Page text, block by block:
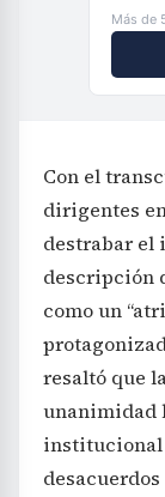
Más de
Con el
dirigentes
destrabar el
descripción
como un
resaltó que
unanimidad
institucional